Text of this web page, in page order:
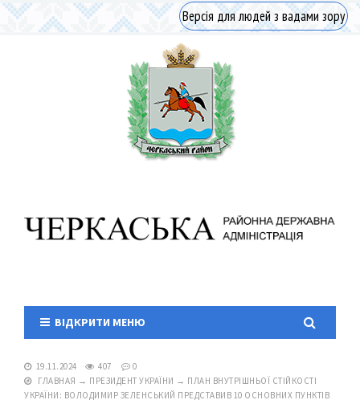
Версія для людей з вадами зору
ВІДКРИТИ МЕНЮ
19.11.2024 407
0
ГЛАВНАЯ → ПРЕЗИДЕНТ УКРАЇНИ → ПЛАН ВНУТРІШНЬОЇ СТІЙКОСТІ
УКРАЇНИ: ВОЛОДИМИР ЗЕЛЕНСЬКИЙ ПРЕДСТАВИВ 10 ОСНОВНИХ ПУНКТІВ